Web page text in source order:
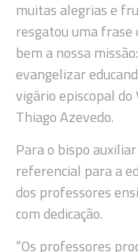
muitas alegrias e
resgatou uma frase
bem a nossa
evangelizar
vigário episcopal do
Thiago Azevedo.
Para o bispo
referencial para a
dos professores
com dedicação.
“Os professores